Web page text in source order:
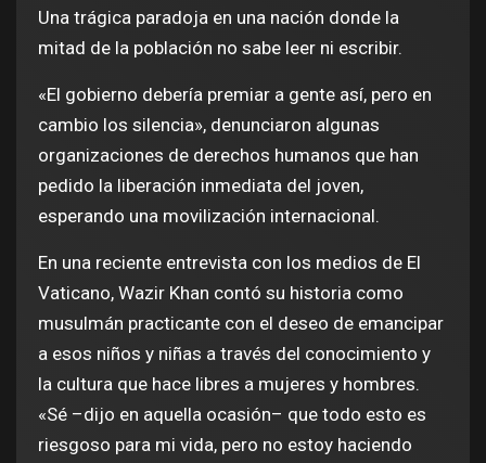
Una trágica paradoja en una nación donde la
mitad de la población no sabe leer ni escribir.
«El gobierno debería premiar a gente así, pero en
cambio los silencia», denunciaron algunas
organizaciones de derechos humanos que han
pedido la liberación inmediata del joven,
esperando una movilización internacional.
En una reciente entrevista con los medios de El
Vaticano, Wazir Khan contó su historia como
musulmán practicante con el deseo de emancipar
a esos niños y niñas a través del conocimiento y
la cultura que hace libres a mujeres y hombres.
«Sé –dijo en aquella ocasión– que todo esto es
riesgoso para mi vida, pero no estoy haciendo